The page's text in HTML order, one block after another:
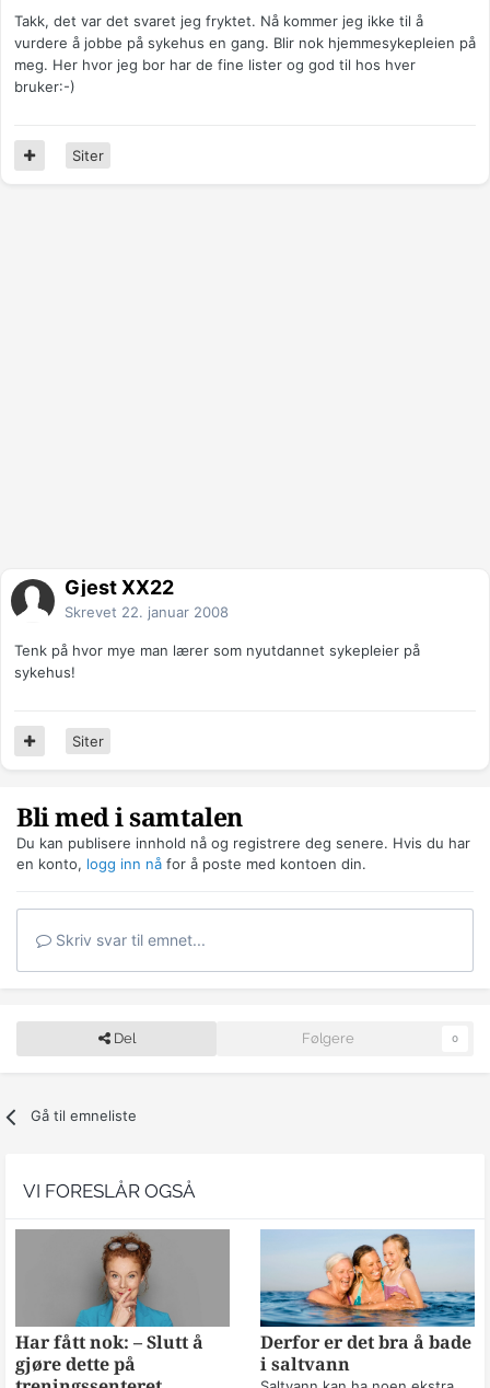
Takk, det var det svaret jeg fryktet. Nå kommer jeg ikke til å
vurdere å jobbe på sykehus en gang. Blir nok hjemmesykepleien på
meg. Her hvor jeg bor har de fine lister og god til hos hver
bruker:-)
Siter
Gjest XX22
Skrevet 22. januar 2008
Tenk på hvor mye man lærer som nyutdannet sykepleier på
sykehus!
Siter
Bli med i samtalen
Du kan publisere innhold nå og registrere deg senere. Hvis du har
en konto, logg inn nå for å poste med kontoen din.
Skriv svar til emnet...
Del Følgere 0
Gå til emneliste
VI FORESLÅR OGSÅ
Har fått nok: – Slutt å
gjøre dette på
Derfor er det bra å bade
i saltvann